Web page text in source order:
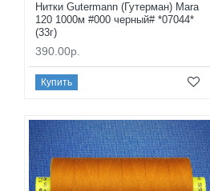
Нитки Gutermann (Гутерман) Mara
120 1000м #000 черный# *07044*
(33г)
390.00р.
Купить